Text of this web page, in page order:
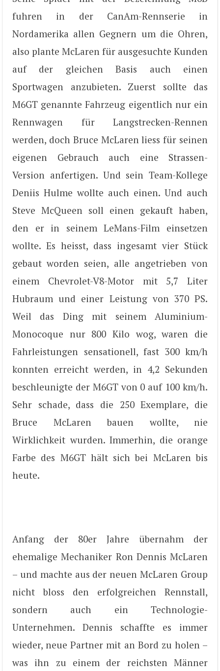
fuhren in der CanAm-Rennserie in
Nordamerika allen Gegnern um die Ohren,
also plante McLaren für ausgesuchte Kunden
auf der gleichen Basis auch einen
Sportwagen anzubieten. Zuerst sollte das
M6GT genannte Fahrzeug eigentlich nur ein
Rennwagen für Langstrecken-Rennen
werden, doch Bruce McLaren liess für seinen
eigenen Gebrauch auch eine Strassen-
Version anfertigen. Und sein Team-Kollege
Deniis Hulme wollte auch einen. Und auch
Steve McQueen soll einen gekauft haben,
den er in seinem LeMans-Film einsetzen
wollte. Es heisst, dass ingesamt vier Stück
gebaut worden seien, alle angetrieben von
einem Chevrolet-V8-Motor mit 5,7 Liter
Hubraum und einer Leistung von 370 PS.
Weil das Ding mit seinem Aluminium-
Monocoque nur 800 Kilo wog, waren die
Fahrleistungen sensationell, fast 300 km/h
konnten erreicht werden, in 4,2 Sekunden
beschleunigte der M6GT von 0 auf 100 km/h.
Sehr schade, dass die 250 Exemplare, die
Bruce McLaren bauen wollte, nie
Wirklichkeit wurden. Immerhin, die orange
Farbe des M6GT hält sich bei McLaren bis
heute.
Anfang der 80er Jahre übernahm der
ehemalige Mechaniker Ron Dennis McLaren
– und machte aus der neuen McLaren Group
nicht bloss den erfolgreichen Rennstall,
sondern auch ein Technologie-
Unternehmen. Dennis schaffte es immer
wieder, neue Partner mit an Bord zu holen –
was ihn zu einem der reichsten Männer